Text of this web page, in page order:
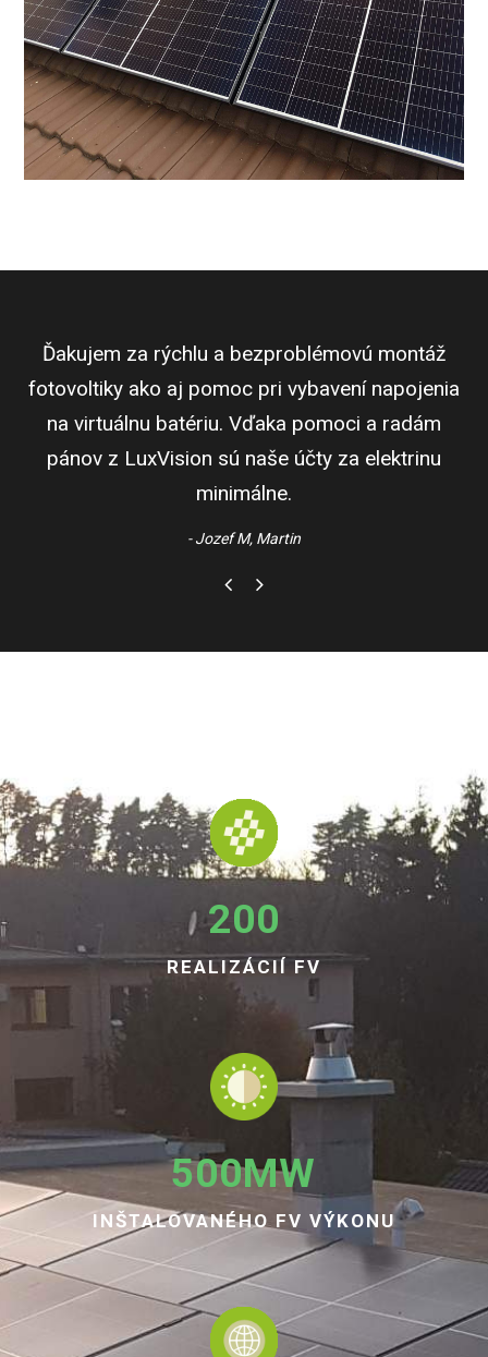
Ďakujem za rýchlu a bezproblémovú montáž
fotovoltiky ako aj pomoc pri vybavení napojenia
na virtuálnu batériu. Vďaka pomoci a radám
pánov z LuxVision sú naše účty za elektrinu
minimálne.
Jozef M, Martin
200
REALIZÁCIÍ FV
500MW
INŠTALOVANÉHO FV VÝKONU